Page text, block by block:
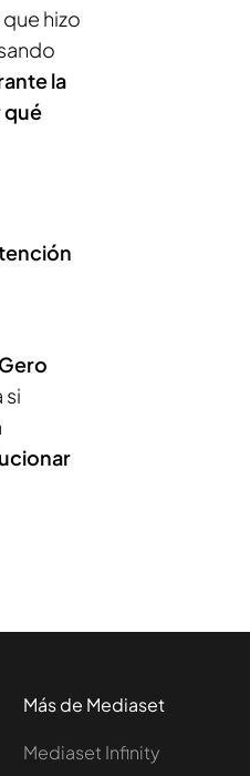
hizo
la
qué
Gero
si
Más de Mediaset
Mediaset Infinity